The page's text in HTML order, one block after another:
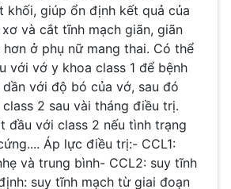
khối, giúp ổn định kết quả của
và cắt tĩnh mạch giãn, giãn
ở phụ nữ mang thai. Có thể
với vớ y khoa class 1 để bệnh
với độ bó của vớ, sau đó
2 sau vài tháng điều trị.
đầu với class 2 nếu tình trạng
Áp lực điều trị:- CCL1:
và trung bình- CCL2: suy tĩnh
suy tĩnh mạch từ giai đoạn